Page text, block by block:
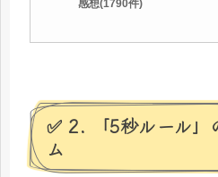
感想(1790件)
✅ 2. 「5秒ルール」
ム